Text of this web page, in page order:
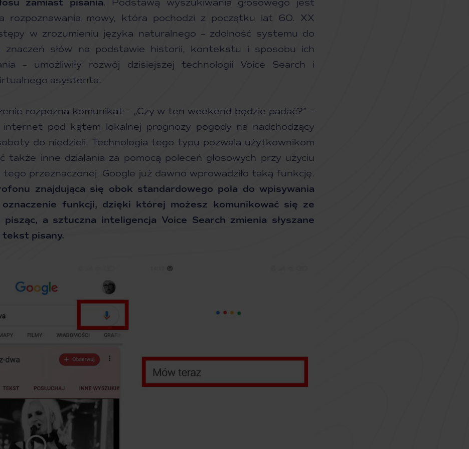
zamiast pisania. Podstawą wyszukiwania głosowego jest
rozpoznawania mowy, która pochodzi z początku lat 60. XX
w zrozumieniu języka naturalnego – zdolność systemu do
znaczeń słów na podstawie historii, kontekstu i sposobu ich
– umożliwiły rozwój dzisiejszej technologii Voice Search i
asystenta.
rozpozna komunikat – „Czy w ten weekend będzie padać?” –
internet pod kątem lokalnej prognozy pogody na nadchodzący
do niedzieli. Technologia tego typu pozwala użytkownikom
także inne działania za pomocą poleceń głosowych przy użyciu
tego przeznaczonej. Google już dawno wprowadziło taką funkcję.
znajdująca się obok standardowego pola do wpisywania
funkcji, dzięki której możesz komunikować się ze
pisząc, a sztuczna inteligencja Voice Search zmienia słyszane
tekst pisany.